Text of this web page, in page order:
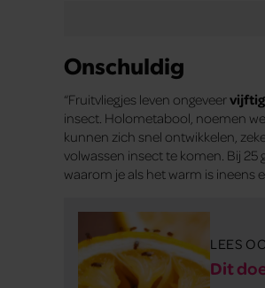
Onschuldig
“Fruitvliegjes leven ongeveer
insect. Holometabool, noemen
kunnen zich snel ontwikkelen,
volwassen insect te komen. Bij 25
waarom je als het warm is ineens
LEES
Dit